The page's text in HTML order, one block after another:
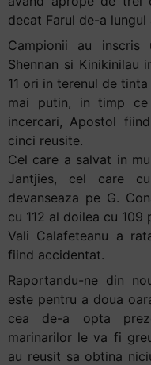
decat Farul de-a
Campionii au
Shennan si Kinikinilau
11 ori in terenul de
mai putin, in timp
incercari, Apostol
cinci reusite.
Cel care a salvat in
Jantjies, cel care
devanseaza pe G.
cu 112 al doilea cu
Vali Calafeteanu a
fiind accidentat.
Raportandu-ne din
este pentru a doua
cea de-a opta
marinarilor le va fi
au reusit sa obtina